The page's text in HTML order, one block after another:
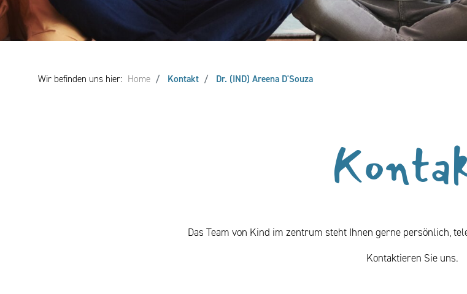
Wir befinden uns hier: Home Kontakt Dr. (IND) Areena D'Souza
Das Team von Kind im zentrum steht Ihnen gerne persönlich,
Kontaktieren Sie uns.